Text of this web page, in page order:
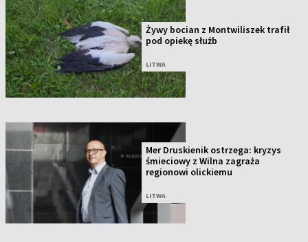
Żywy bocian z Montwiliszek trafił
pod opiekę służb
LITWA
Mer Druskienik ostrzega: kryzys
śmieciowy z Wilna zagraża
regionowi olickiemu
LITWA